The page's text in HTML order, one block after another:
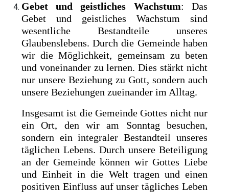
Gebet und geistliches Wachstum: Das
Gebet und geistliches Wachstum sind
wesentliche Bestandteile unseres
Glaubenslebens. Durch die Gemeinde haben
wir die Möglichkeit, gemeinsam zu beten
und voneinander zu lernen. Dies stärkt nicht
nur unsere Beziehung zu Gott, sondern auch
unsere Beziehungen zueinander im Alltag.
Insgesamt ist die Gemeinde Gottes nicht nur
ein Ort, den wir am Sonntag besuchen,
sondern ein integraler Bestandteil unseres
täglichen Lebens. Durch unsere Beteiligung
an der Gemeinde können wir Gottes Liebe
und Einheit in die Welt tragen und einen
positiven Einfluss auf unser tägliches Leben